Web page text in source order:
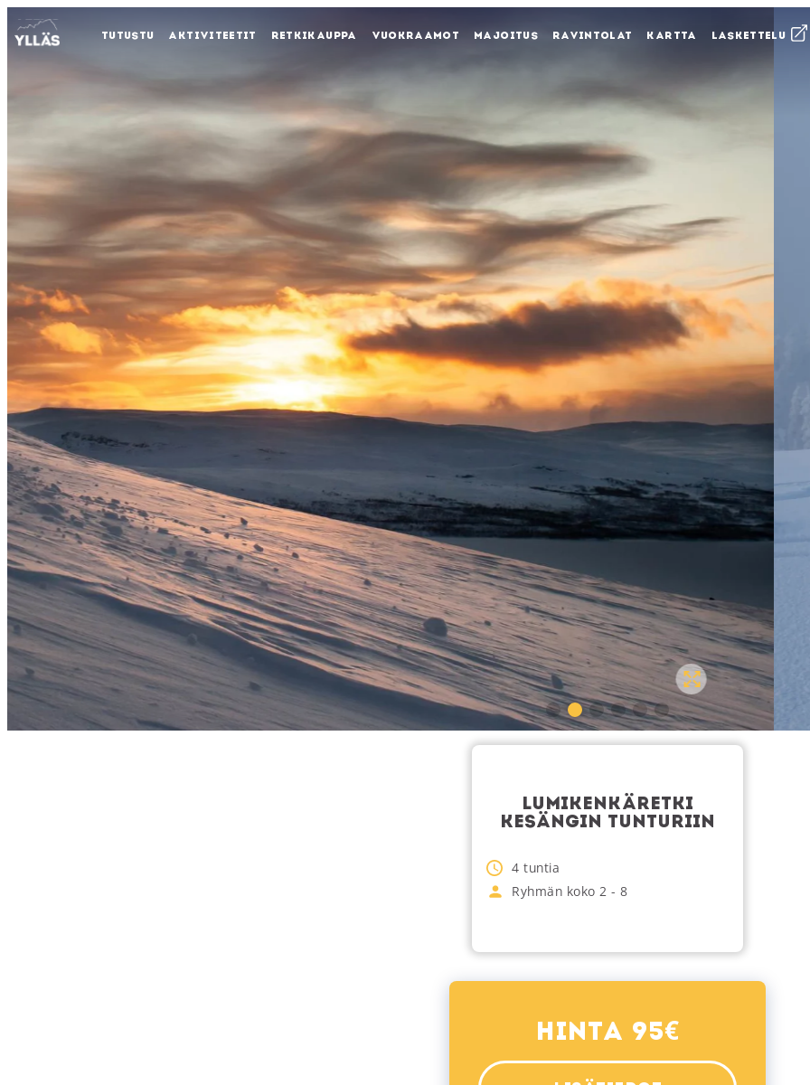
TUTUSTU AKTIVITEETIT RETKIKAUPPA VUOKRAAMOT MAJOITUS RAVINTOLAT KARTTA LASKETTELU
LUMIKENKÄRETKI
KESÄNGIN TUNTURIIN
4 tuntia
Ryhmän koko 2 - 8
Hinta 95€